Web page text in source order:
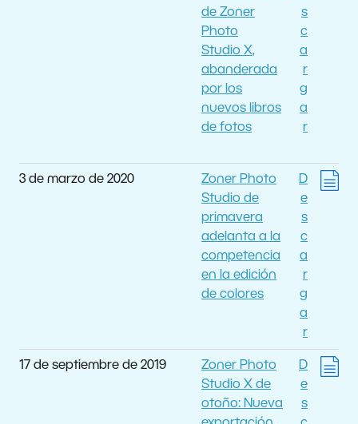
de Zoner
Photo
Studio X,
abanderada
por los
nuevos libros
de fotos
s
c
a
r
g
a
r
3 de marzo de 2020
Zoner Photo
Studio de
primavera
adelanta a la
competencia
en la edición
de colores
D
e
s
c
a
r
g
a
r
17 de septiembre de 2019
Zoner Photo
Studio X de
otoño: Nueva
D
e
s